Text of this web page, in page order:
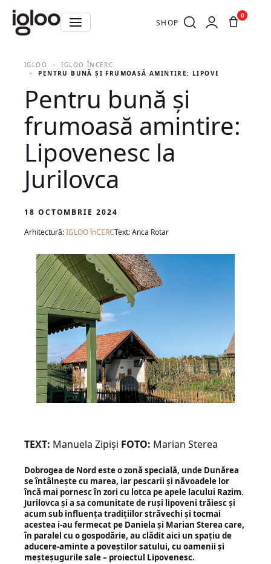
SHOP
0
IGLOO
IGLOO ÎNCERC
PENTRU BUNĂ ȘI FRUMOASĂ AMINTIRE: LIPOVENESC LA
Pentru bună și
frumoasă amintire:
Lipovenesc la
Jurilovca
18 OCTOMBRIE 2024
Arhitectură:IGLOO înCERCText: Anca Rotar
TEXT: Manuela Zipiși FOTO: Marian Sterea
Dobrogea de Nord este o zonă specială, unde Dunărea
se întâlnește cu marea, iar pescarii și năvoadele lor
încă mai pornesc în zori cu lotca pe apele lacului Razim.
Jurilovca și a sa comunitate de ruși lipoveni trăiesc și
acum sub influența tradițiilor străvechi și tocmai
acestea i-au fermecat pe Daniela și Marian Sterea care,
în paralel cu o gospodărie, au clădit aici un spațiu de
aducere-aminte a poveștilor satului, cu oamenii și
meșteșugurile sale – proiectul Lipovenesc.